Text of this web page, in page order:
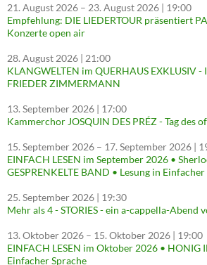
21. August 2026 – 23. August 2026 | 19:00
Empfehlung: DIE LIEDERTOUR präsentiert
Konzerte open air
28. August 2026 | 21:00
KLANGWELTEN im QUERHAUS EXKLUSIV -
FRIEDER ZIMMERMANN
13. September 2026 | 17:00
Kammerchor JOSQUIN DES PRÉZ - Tag des
15. September 2026 – 17. September 2026 |
EINFACH LESEN im September 2026 •
GESPRENKELTE BAND • Lesung in
25. September 2026 | 19:30
Mehr als 4 - STORIES - ein a-cappella-Abend
13. Oktober 2026 – 15. Oktober 2026 | 19:00
EINFACH LESEN im Oktober 2026 • HONIG
Einfacher Sprache